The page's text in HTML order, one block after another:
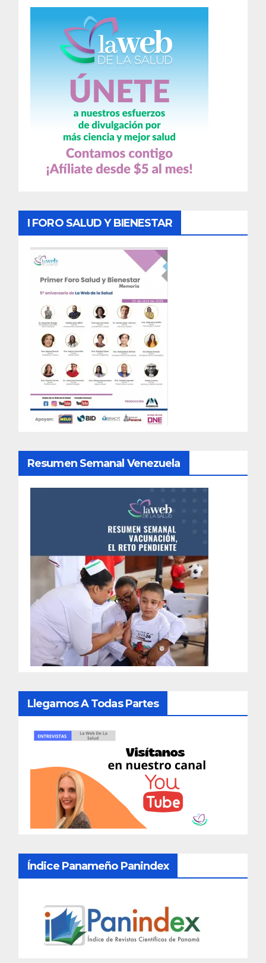
I FORO SALUD Y BIENESTAR
Resumen Semanal Venezuela
Llegamos A Todas Partes
Índice Panameño Panindex